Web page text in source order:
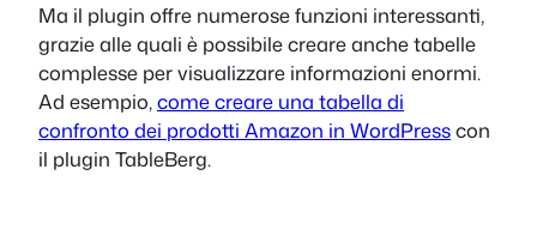
Ma il plugin offre numerose funzioni interessanti,
grazie alle quali è possibile creare anche tabelle
complesse per visualizzare informazioni enormi.
Ad esempio,come creare una tabella di
confronto dei prodotti Amazon in WordPresscon
il plugin TableBerg.